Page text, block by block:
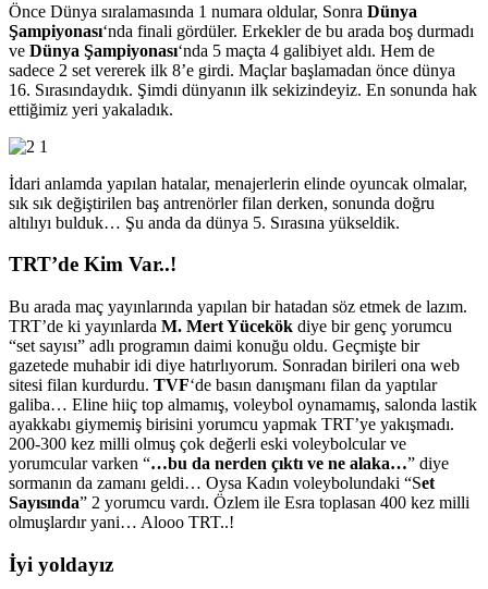
Önce Dünya sıralamasında 1 numara oldular, Sonra Dünya
Şampiyonası‘nda finali gördüler. Erkekler de bu arada boş durmadı
ve Dünya Şampiyonası‘nda 5 maçta 4 galibiyet aldı. Hem de
sadece 2 set vererek ilk 8’e girdi. Maçlar başlamadan önce dünya
16. Sırasındaydık. Şimdi dünyanın ilk sekizindeyiz. En sonunda hak
ettiğimiz yeri yakaladık.
İdari anlamda yapılan hatalar, menajerlerin elinde oyuncak olmalar,
sık sık değiştirilen baş antrenörler filan derken, sonunda doğru
altılıyı bulduk… Şu anda da dünya 5. Sırasına yükseldik.
TRT’de Kim Var..!
Bu arada maç yayınlarında yapılan bir hatadan söz etmek de lazım.
TRT’de ki yayınlarda M. Mert Yücekök diye bir genç yorumcu
“set sayısı” adlı programın daimi konuğu oldu. Geçmişte bir
gazetede muhabir idi diye hatırlıyorum. Sonradan birileri ona web
sitesi filan kurdurdu. TVF‘de basın danışmanı filan da yaptılar
galiba… Eline hiiç top almamış, voleybol oynamamış, salonda lastik
ayakkabı giymemiş birisini yorumcu yapmak TRT’ye yakışmadı.
200-300 kez milli olmuş çok değerli eski voleybolcular ve
yorumcular varken “…bu da nerden çıktı ve ne alaka…” diye
sormanın da zamanı geldi… Oysa Kadın voleybolundaki “Set
Sayısında” 2 yorumcu vardı. Özlem ile Esra toplasan 400 kez milli
olmuşlardır yani… Alooo TRT..!
İyi yoldayız